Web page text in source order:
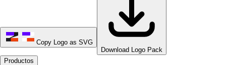
Copy Logo as SVG
Download Logo Pack
Productos